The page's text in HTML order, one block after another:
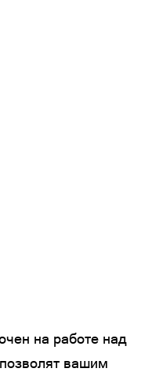
на работе над
вашим